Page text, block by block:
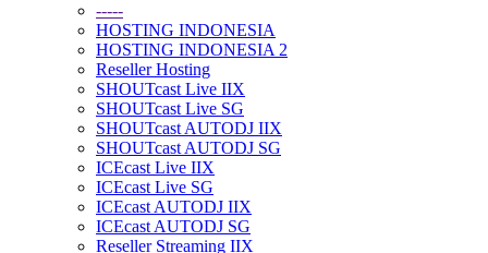
-----
HOSTING INDONESIA
HOSTING INDONESIA 2
Reseller Hosting
SHOUTcast Live IIX
SHOUTcast Live SG
SHOUTcast AUTODJ IIX
SHOUTcast AUTODJ SG
ICEcast Live IIX
ICEcast Live SG
ICEcast AUTODJ IIX
ICEcast AUTODJ SG
Reseller Streaming IIX